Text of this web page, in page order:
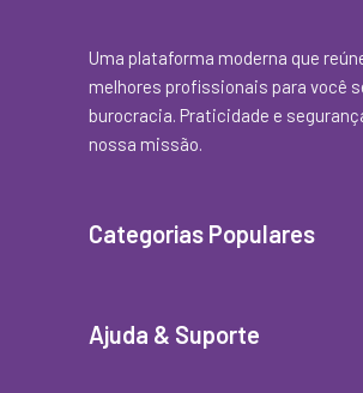
Uma plataforma moderna que
melhores profissionais para você
burocracia. Praticidade e
nossa missão.
Categorias Populares
Ajuda & Suporte